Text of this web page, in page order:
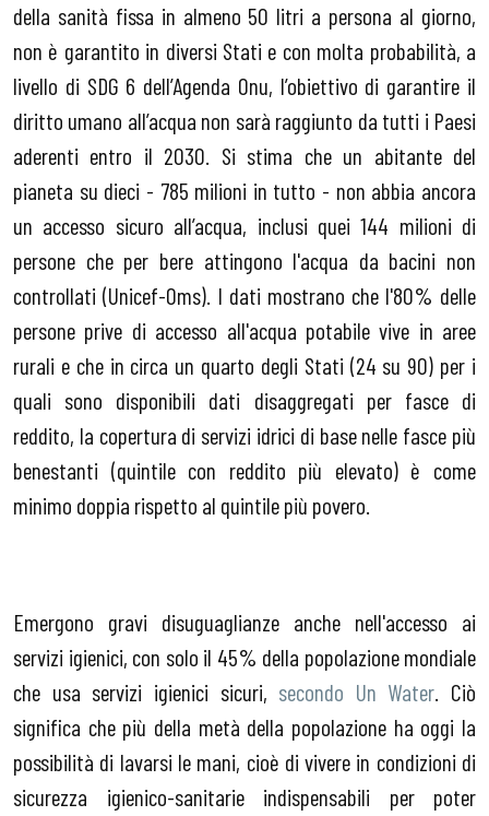
della sanità fissa in almeno 50 litri a persona al giorno,
non è garantito in diversi Stati e con molta probabilità, a
livello di SDG 6 dell’Agenda Onu, l’obiettivo di garantire il
diritto umano all’acqua non sarà raggiunto da tutti i Paesi
aderenti entro il 2030. Si stima che un abitante del
pianeta su dieci - 785 milioni in tutto - non abbia ancora
un accesso sicuro all’acqua, inclusi quei 144 milioni di
persone che per bere attingono l'acqua da bacini non
controllati (Unicef-Oms). I dati mostrano che l'80% delle
persone prive di accesso all'acqua potabile vive in aree
rurali e che in circa un quarto degli Stati (24 su 90) per i
quali sono disponibili dati disaggregati per fasce di
reddito, la copertura di servizi idrici di base nelle fasce più
benestanti (quintile con reddito più elevato) è come
minimo doppia rispetto al quintile più povero.
Emergono gravi disuguaglianze anche nell'accesso ai
servizi igienici, con solo il 45% della popolazione mondiale
che usa servizi igienici sicuri, secondo Un Water. Ciò
significa che più della metà della popolazione ha oggi la
possibilità di lavarsi le mani, cioè di vivere in condizioni di
sicurezza igienico-sanitarie indispensabili per poter